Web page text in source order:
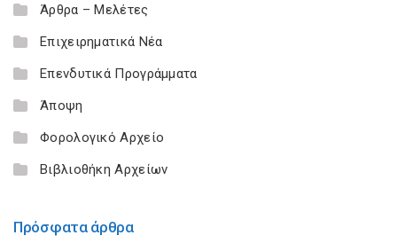
Άρθρα – Μελέτες
Επιχειρηματικά Νέα
Επενδυτικά Προγράμματα
Άποψη
Φορολογικό Αρχείο
Βιβλιοθήκη Αρχείων
Πρόσφατα άρθρα